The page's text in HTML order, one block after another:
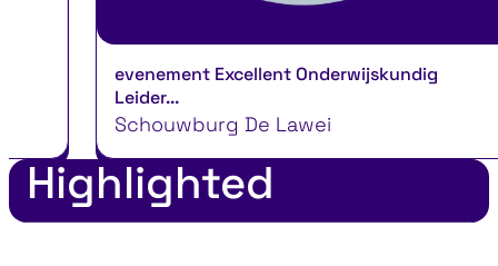
evenement Excellent Onderwijskundig
Leider...
Schouwburg De Lawei
Highlighted